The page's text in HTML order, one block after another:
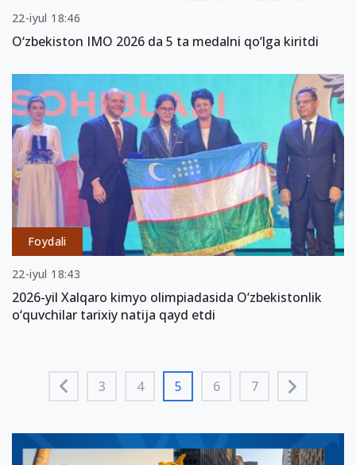
22-iyul 18:46
O‘zbekiston IMO 2026 da 5 ta medalni qo‘lga kiritdi
Foydali
22-iyul 18:43
2026-yil Xalqaro kimyo olimpiadasida O‘zbekistonlik
o‘quvchilar tarixiy natija qayd etdi
3 4 5 6 7